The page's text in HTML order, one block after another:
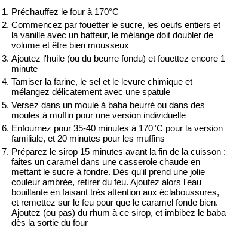
Préchauffez le four à 170°C
Commencez par fouetter le sucre, les oeufs entiers et
la vanille avec un batteur, le mélange doit doubler de
volume et être bien mousseux
Ajoutez l'huile (ou du beurre fondu) et fouettez encore 1
minute
Tamiser la farine, le sel et le levure chimique et
mélangez délicatement avec une spatule
Versez dans un moule à baba beurré ou dans des
moules à muffin pour une version individuelle
Enfournez pour 35-40 minutes à 170°C pour la version
familiale, et 20 minutes pour les muffins
Préparez le sirop 15 minutes avant la fin de la cuisson :
faites un caramel dans une casserole chaude en
mettant le sucre à fondre. Dès qu'il prend une jolie
couleur ambrée, retirer du feu. Ajoutez alors l'eau
bouillante en faisant très attention aux éclaboussures,
et remettez sur le feu pour que le caramel fonde bien.
Ajoutez (ou pas) du rhum à ce sirop, et imbibez le baba
dès la sortie du four